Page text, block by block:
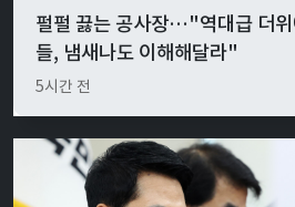
펄펄 끓는 공사장…"역대급 더
들, 냄새나도 이해해달라"
5시간 전